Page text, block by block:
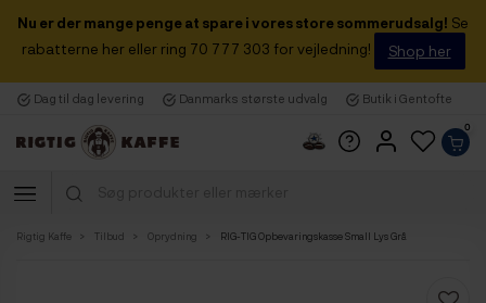
Nu er der mange penge at spare i vores store sommerudsalg! Se
rabatterne her eller ring 70 777 303 for vejledning!
Shop her
Dag til dag levering Danmarks største udvalg Butik i Gentofte
0
Rigtig Kaffe Tilbud Oprydning RIG-TIG Opbevaringskasse Small Lys Grå